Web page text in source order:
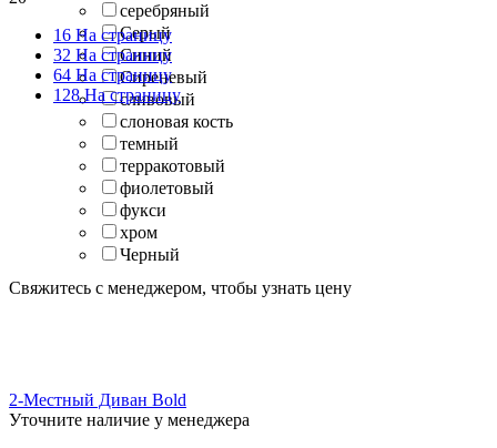
серебряный
Серый
Синий
Сиреневый
сливовый
слоновая кость
темный
терракотовый
фиолетовый
фукси
хром
Черный
16 На страницу
32 На страницу
64 На страницу
128 На страницу
Свяжитесь с менеджером, чтобы узнать цену
2-Местный Диван Bold
Уточните наличие у менеджера